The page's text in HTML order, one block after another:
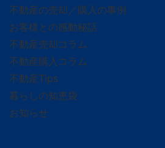
不動産の売却／購入の事例
お客様との感動秘話
不動産売却コラム
不動産購入コラム
不動産Tips
暮らしの知恵袋
お知らせ